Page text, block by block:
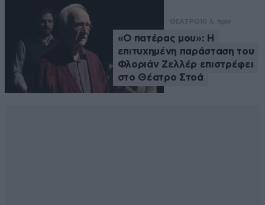
ΘΕΑΤΡΟ 10 λ. πριν
«Ο πατέρας μου»: Η
επιτυχημένη παράσταση του
Φλοριάν Ζελλέρ επιστρέφει
στο Θέατρο Στοά